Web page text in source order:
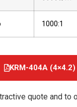
1000:1
(KRM-404A (4×4.2
קובץ
PDF
quote and to